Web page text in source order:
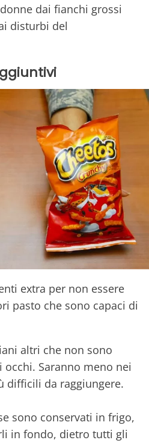
dai fianchi grossi
disturbi del
extra per non essere
pasto che sono capaci di
altri che non sono
occhi. Saranno meno nei
difficili da raggiungere.
sono conservati in frigo,
in fondo, dietro tutti gli